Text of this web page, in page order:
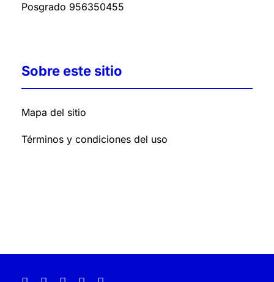
Posgrado 956350455
Sobre este sitio
Mapa del sitio
Términos y condiciones del uso